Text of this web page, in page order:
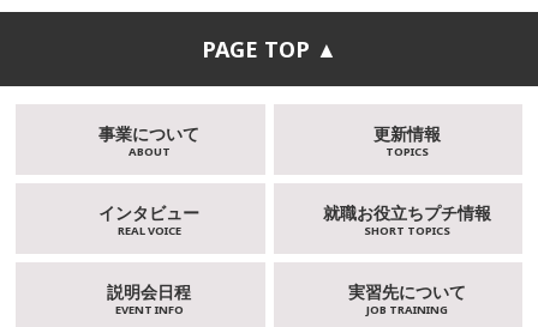
PAGE TOP ▲
事業について
ABOUT
更新情報
TOPICS
インタビュー
REAL VOICE
就職お役立ちプチ情報
SHORT TOPICS
説明会日程
EVENT INFO
実習先について
JOB TRAINING